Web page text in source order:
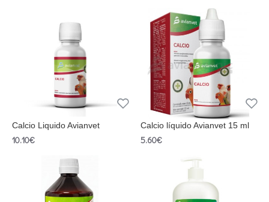
Calcio Liquido Avianvet
10.10€
Calcio líquido Avianvet 15 ml
5.60€